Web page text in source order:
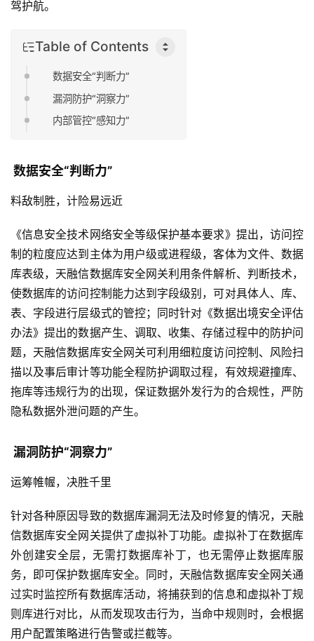
驾护航。
Table of Contents
数据安全“判断力”
漏洞防护“洞察力”
内部管控“感知力”
数据安全“判断力”
料敌制胜，计险易远近
《信息安全技术网络安全等级保护基本要求》提出，访问控
制的粒度应达到主体为用户级或进程级，客体为文件、数据
库表级，天融信数据库安全网关利用条件解析、判断技术，
使数据库的访问控制能力达到字段级别，可对具体人、库、
表、字段进行层级式的管控；同时针对《数据出境安全评估
办法》提出的数据产生、调取、收集、存储过程中的防护问
题，天融信数据库安全网关可利用细粒度访问控制、风险扫
描以及事后审计等功能全程防护调取过程，有效规避撞库、
拖库等违规行为的出现，保证数据外发行为的合规性，严防
隐私数据外泄问题的产生。
漏洞防护“洞察力”
运筹帷幄，决胜千里
针对各种原因导致的数据库漏洞无法及时修复的情况，天融
信数据库安全网关提供了虚拟补丁功能。虚拟补丁在数据库
外创建安全层，无需打数据库补丁，也无需停止数据库服
务，即可保护数据库安全。同时，天融信数据库安全网关通
过实时监控所有数据库活动，将捕获到的信息和虚拟补丁规
则库进行对比，从而发现攻击行为，当命中规则时，会根据
用户配置策略进行告警或拦截等。